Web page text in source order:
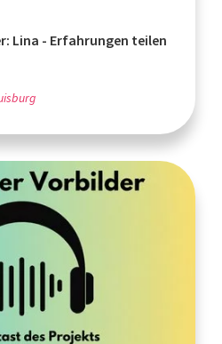
Lina - Erfahrungen teilen